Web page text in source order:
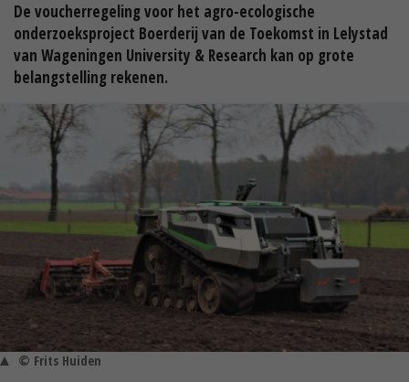
De voucherregeling voor het agro-ecologische
onderzoeksproject Boerderij van de Toekomst in Lelystad
van Wageningen University & Research kan op grote
belangstelling rekenen.
© Frits Huiden